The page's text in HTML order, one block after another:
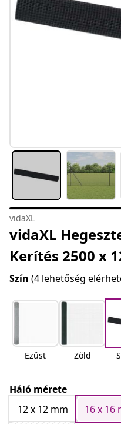
vidaXL
vidaXL
Kerítés 2500 x
Szín (4 lehetőség
Ezüst Zöld
Háló mérete
12 x 12 mm
16 x 16